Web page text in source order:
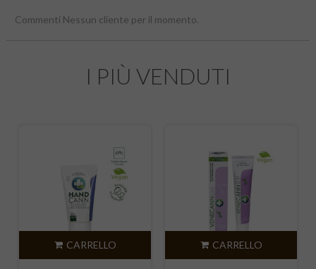
Commenti Nessun cliente per il momento.
I PIÙ VENDUTI
CARRELLO CARRELLO